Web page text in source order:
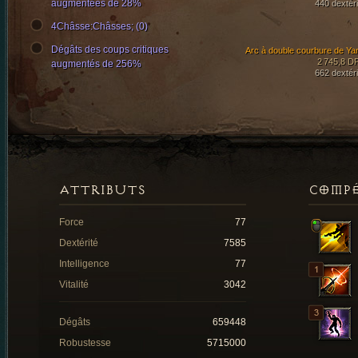
440
Arc à double courbure de
2 745,8
662
augmentées de 28%
4Châsse:Châsses; (0)
Dégâts des coups critiques
augmentés de 256%
ATTRIBUTS
Force
77
Dextérité
7585
Intelligence
77
Vitalité
3042
Dégâts
659448
Robustesse
5715000